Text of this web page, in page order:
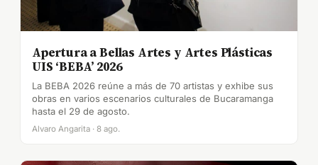
Apertura a Bellas Artes y Artes Plásticas
UIS ‘BEBA’ 2026
La BEBA 2026 reúne a más de 70 artistas y exhibe sus
obras en varios escenarios culturales de Bucaramanga
hasta el 29 de agosto.
Alvaro Angarita · 8 ago.